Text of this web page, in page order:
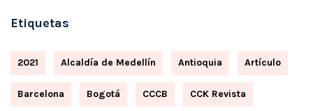
Etiquetas
2021 Alcaldía de Medellín Antioquia Artículo
Barcelona Bogotá CCCB CCK Revista